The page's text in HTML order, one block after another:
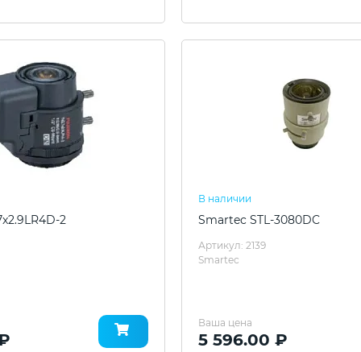
2
В наличии
Smartec STL-3080DC
Артикул: 2139
Smartec
Ваша цена
5 596.00 ₽